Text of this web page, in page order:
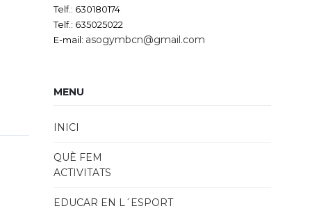
Telf.: 630180174
Telf.: 635025022
E-mail: asogymbcn@gmail.com
MENU
INICI
QUÈ FEM
ACTIVITATS
EDUCAR EN L´ESPORT